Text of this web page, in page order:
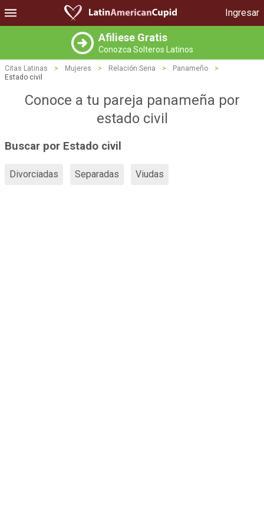
Ingresar
Afiliese Gratis
Conozca Solteros Latinos
Citas Latinas > Mujeres > Relación Seria > Panameño
>
Estado civil
Conoce a tu pareja panameña por
estado civil
Buscar por Estado civil
Divorciadas Separadas Viudas